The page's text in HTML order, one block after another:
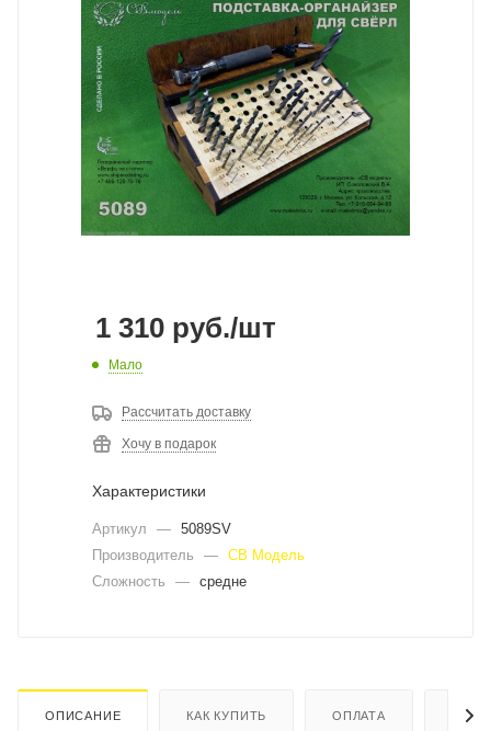
1 310 руб./шт
Мало
Рассчитать доставку
Хочу в подарок
Характеристики
Артикул — 5089SV
Производитель
— СВ Модель
Сложность
— средне
ОПИСАНИЕ КАК КУПИТЬ ОПЛАТА